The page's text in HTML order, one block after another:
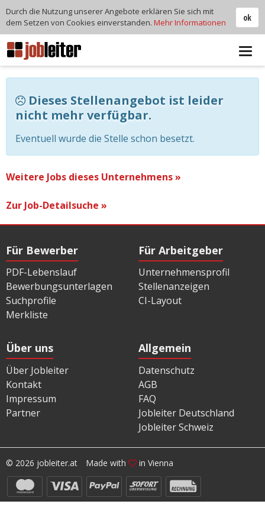
Dieses Stellenangebot ist leider
nicht mehr verfügbar.
Eventuell wurde die Stelle schon besetzt.
Weitere Jobs dieses Unternehmens »
Zur Job-Detailsuche »
Für Bewerber
PDF-Lebenslauf
Bewerbungsunterlagen
Suchprofile
Merkliste
Für Arbeitgeber
Unternehmensprofil
Stellenanzeigen
CI-Layout
Über uns
Über Jobleiter
Kontakt
Impressum
Partner
Allgemein
Datenschutz
AGB
FAQ
Jobleiter Deutschland
Jobleiter Schweiz
© 2026 jobleiter.at Made with in Vienna
ok
Durch die Nutzung unserer Angebote erklären Sie sich mit
dem Setzen von Cookies einverstanden. Mehr Informationen